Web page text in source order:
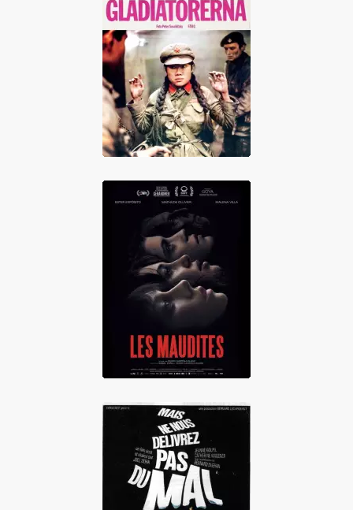
Les Gladiateurs
Les maudites
Mais ne nous
délivrez pas du